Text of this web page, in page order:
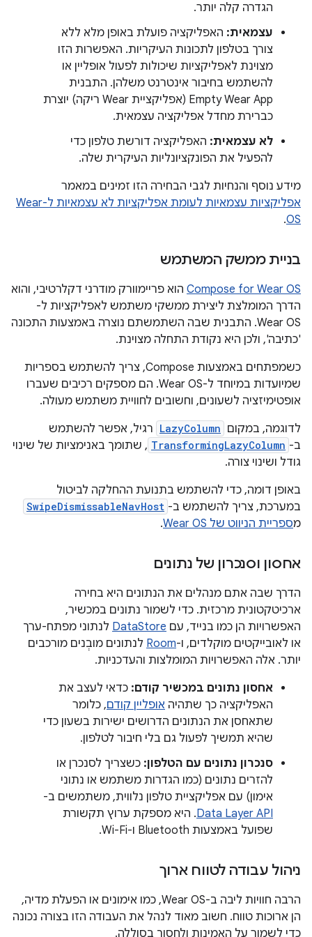
הגדרה קלה יותר.
עצמאית: האפליקציה פועלת באופן מלא ללא
צורך בטלפון לתכונות העיקריות. האפשרות הזו
מצוינת לאפליקציות שיכולות לפעול אופליין או
להשתמש בחיבור אינטרנט משלהן. התבנית
Empty Wear App (אפליקציית Wear ריקה) יוצרת
כברירת מחדל אפליקציה עצמאית.
לא עצמאית: האפליקציה דורשת טלפון כדי
להפעיל את הפונקציונליות העיקרית שלה.
מידע נוסף והנחיות לגבי הבחירה הזו זמינים במאמר
אפליקציות עצמאיות לעומת אפליקציות לא עצמאיות ל-Wear
OS
.
בניית ממשק המשתמש
Compose for Wear OS הוא פריימוורק מודרני דקלרטיבי, והוא
הדרך המומלצת ליצירת ממשקי משתמש לאפליקציות ל-
Wear OS. התבנית שבה השתמשתם נוצרה באמצעות התכונה
'כתיבה', ולכן היא נקודת התחלה מצוינת.
כשמפתחים באמצעות Compose, צריך להשתמש בספריות
שמיועדות במיוחד ל-Wear OS. הם מספקים רכיבים שעברו
אופטימיזציה לשעונים, וחשובים לחוויית משתמש מעולה.
לדוגמה, במקום LazyColumn רגיל, אפשר להשתמש
ב- TransformingLazyColumn , שתומך באנימציות של שינוי
גודל ושינוי צורה.
באופן דומה, כדי להשתמש בתנועת ההחלקה לביטול
במערכת, צריך להשתמש ב- SwipeDismissableNavHost
מספריית הניווט של Wear OS .
אחסון וסנכרון של נתונים
הדרך שבה אתם מנהלים את הנתונים היא בחירה
ארכיטקטונית מרכזית. כדי לשמור נתונים במכשיר,
האפשרויות הן כמו בנייד, עם DataStore לנתוני מפתח-ערך
או לאובייקטים מוקלדים, ו-Room לנתונים מובְנים מורכבים
יותר. אלה האפשרויות המומלצות והעדכניות.
אחסון נתונים במכשיר קודם: כדאי לעצב את
האפליקציה כך שתהיה אופליין קודם, כלומר
שתאחסן את הנתונים הדרושים ישירות בשעון כדי
שהיא תמשיך לפעול גם בלי חיבור לטלפון.
סנכרון נתונים עם הטלפון: כשצריך לסנכרן או
להזרים נתונים (כמו הגדרות משתמש או נתוני
אימון) עם אפליקציית טלפון נלווית, משתמשים ב-
Data Layer API. היא מספקת ערוץ תקשורת
שפועל באמצעות Bluetooth ו-Wi-Fi.
ניהול עבודה לטווח ארוך
הרבה חוויות ליבה ב-Wear OS, כמו אימונים או הפעלת מדיה,
הן ארוכות טווח. חשוב מאוד לנהל את העבודה הזו בצורה נכונה
כדי לשמור על האמינות ולחסוך בסוללה.